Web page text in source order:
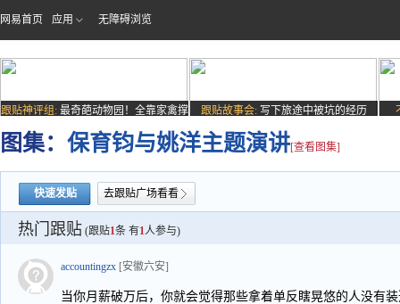
网易首页 应用 无障碍浏览
跟贴神评组: 最奇葩动物园！全靠家禽撑
场子
跟贴故事会: 写下旅途中被坑的经历
图集： 保育钧与姚洋主题演讲[查看图集]
快速发贴 去跟贴广场看看
热门跟贴 (跟贴1条 有1人参与)
accountingzx [安徽六安]
当你月薪破万后，你就会觉得那些拿着单反瞎晃悠的人没有